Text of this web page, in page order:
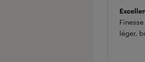
léger,